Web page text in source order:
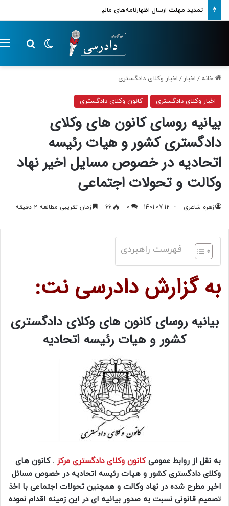
تمدید مهلت ارسال اظهارنامه‌های مالیاتی تا پایان تابستان 1405
تغییر پوسته
خانه / اخبار / اخبار وکلای دادگستری
اخبار وکلای دادگستری کانون وکلای دادگستری
بیانیه روسای کانون های وکلای
دادگستری کشور و هیات رئیسه
اتحادیه در خصوص مسایل اخیر نهاد
وکالت و تحولات اجتماعی
زهره شاعری 1401-07-12
0
66 زمان تقریبی مطالعه 2 دقیقه
فهرست راهبردی
به گزارش دادرسی نت:
بیانیه روسای کانون های وکلای دادگستری
کشور و هیات رئیسه اتحادیه
به نقل از روابط عمومیکانون وکلای دادگستری مرکز . کانون های
وکلای دادگستری کشور و هیات رئیسه اتحادیه در خصوص مسائل
اخیر مطرح شده در نهاد وکالت و همچنین تحولات اجتماعی با اخذ
تصمیم قانونی نسبت به صدور بیانیه ای در این زمینه اقدام نموده